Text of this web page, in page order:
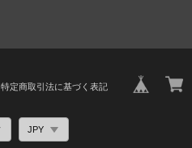
特定商取引法に基づく表記